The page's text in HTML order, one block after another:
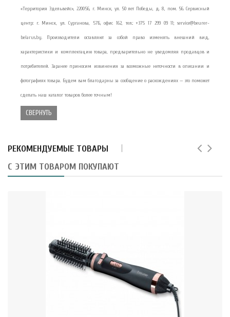
«Территория Эдельвейс», 220056, г. Минск, ул. 50 лет Победы, д. 8, пом. 56. Сервисный
центр: г. Минск, ул. Сурганова, 57Б, офис 162, тел.: +375 17 299 09 11; service@beurer-
belarus.by. Производители оставляют за собой право изменять внешний вид,
характеристики и комплектацию товара, предварительно не уведомляя продавцов и
потребителей. Заранее приносим извинения за возможные неточности в описании и
фотографиях товара. Будем вам благодарны за сообщение о расхождениях — это поможет
сделать наш каталог товаров более точным!
СВЕРНУТЬ
РЕКОМЕНДУЕМЫЕ ТОВАРЫ
С ЭТИМ ТОВАРОМ ПОКУПАЮТ